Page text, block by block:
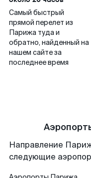
Самый быстрый
прямой перелет из
Парижа туда и
обратно, найденный на
нашем сайте за
последнее время
Направление
следующие